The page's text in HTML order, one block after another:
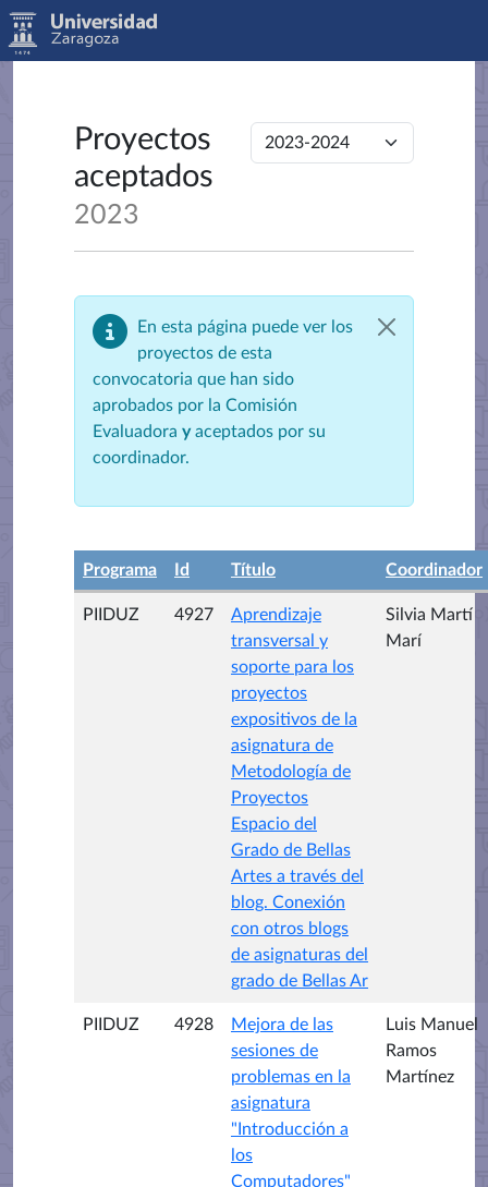
Proyectos
aceptados
2023
En esta página puede ver los
proyectos de esta
convocatoria que han sido
aprobados por la Comisión
Evaluadora yaceptados por su
coordinador.
Programa Id Título Coordinador
PIIDUZ 4927
Aprendizaje
transversal y
soporte para los
proyectos
expositivos de la
asignatura de
Metodología de
Proyectos
Espacio del
Grado de Bellas
Artes a través del
blog. Conexión
con otros blogs
de asignaturas del
grado de Bellas Ar
Silvia Martí
Marí
PIIDUZ 4928
Mejora de las
sesiones de
problemas en la
asignatura
"Introducción a
los
Computadores"
Luis Manuel
Ramos
Martínez